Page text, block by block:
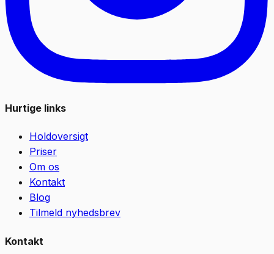
Hurtige links
Holdoversigt
Priser
Om os
Kontakt
Blog
Tilmeld nyhedsbrev
Kontakt